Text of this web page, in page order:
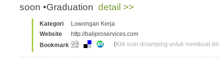
soon •Graduation detail >>
Kategori
Lowongan Kerja
Website
http://baliproservices.com
Bookmark
(Klik icon disamping untuk membuat